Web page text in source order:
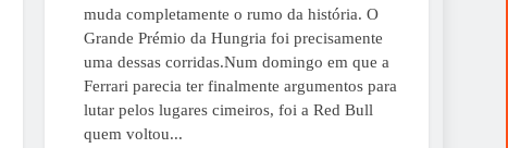
muda completamente o rumo da história. O
Grande Prémio da Hungria foi precisamente
uma dessas corridas.Num domingo em que a
Ferrari parecia ter finalmente argumentos para
lutar pelos lugares cimeiros, foi a Red Bull
quem voltou...